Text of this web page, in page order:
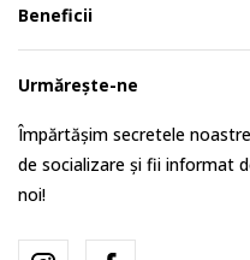
Beneficii
Urmărește-ne
Împărtășim secretele
de socializare și fii informat
noi!